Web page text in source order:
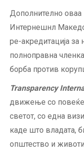
Дополнително оваа
Интернешнл
ре-акредитација за
полноправна
борба против
Transparency
движење со повеќе
светот, со една
каде што владата,
општество и